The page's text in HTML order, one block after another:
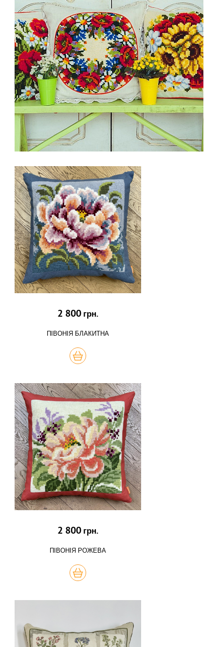
2 800 грн.
ПІВОНІЯ БЛАКИТНА
КУПИТЬ
2 800 грн.
ПІВОНІЯ РОЖЕВА
КУПИТЬ